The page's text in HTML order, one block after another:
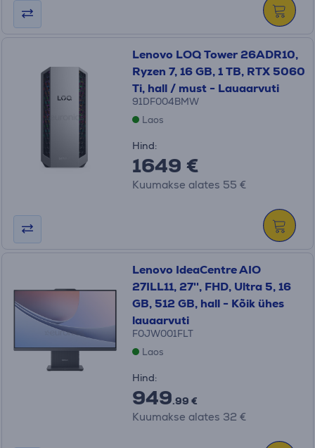
Lenovo LOQ Tower 26ADR10,
Ryzen 7, 16 GB, 1 TB, RTX 5060
Ti, hall / must - Lauaarvuti
91DF004BMW
Laos
Hind:
1649 €
Kuumakse alates 55 €
Lenovo IdeaCentre AIO
27ILL11, 27'', FHD, Ultra 5, 16
GB, 512 GB, hall - Kõik ühes
lauaarvuti
F0JW001FLT
Laos
Hind:
949.99 €
Kuumakse alates 32 €